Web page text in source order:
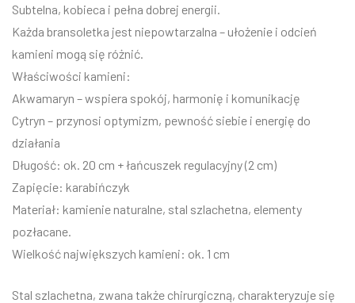
Subtelna, kobieca i pełna dobrej energii.
Każda bransoletka jest niepowtarzalna – ułożenie i odcień
kamieni mogą się różnić.
Właściwości kamieni:
Akwamaryn – wspiera spokój, harmonię i komunikację
Cytryn – przynosi optymizm, pewność siebie i energię do
działania
Długość: ok. 20 cm + łańcuszek regulacyjny (2 cm)
Zapięcie: karabińczyk
Materiał: kamienie naturalne, stal szlachetna, elementy
pozłacane.
Wielkość największych kamieni: ok. 1 cm
Stal szlachetna, zwana także chirurgiczną, charakteryzuje się